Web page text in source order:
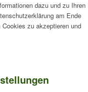
dazu und zu Ihren
am Ende
zu akzeptieren und